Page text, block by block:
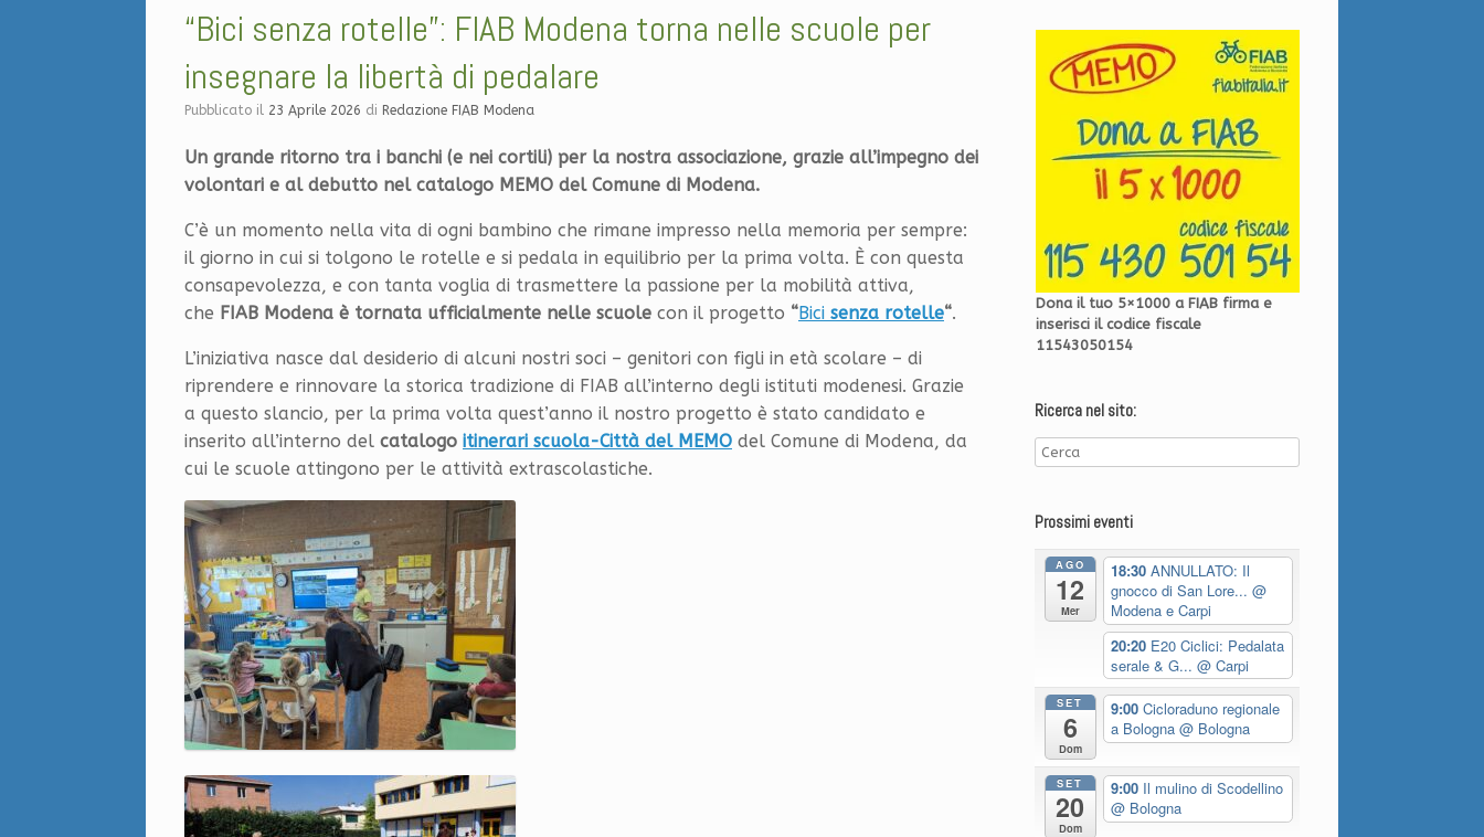
“Bici senza rotelle”: FIAB Modena torna nelle scuole per
insegnare la libertà di pedalare
Pubblicato il 23 Aprile 2026 di Redazione FIAB Modena
Un grande ritorno tra i banchi (e nei cortili) per la nostra associazione, grazie all’impegno dei
volontari e al debutto nel catalogo MEMO del Comune di Modena.
C’è un momento nella vita di ogni bambino che rimane impresso nella memoria per sempre:
il giorno in cui si tolgono le rotelle e si pedala in equilibrio per la prima volta. È con questa
consapevolezza, e con tanta voglia di trasmettere la passione per la mobilità attiva,
che FIAB Modena è tornata ufficialmente nelle scuole con il progetto “Bici senza rotelle“.
L’iniziativa nasce dal desiderio di alcuni nostri soci – genitori con figli in età scolare – di
riprendere e rinnovare la storica tradizione di FIAB all’interno degli istituti modenesi. Grazie
a questo slancio, per la prima volta quest’anno il nostro progetto è stato candidato e
inserito all’interno del catalogo itinerari scuola-Città del MEMO del Comune di Modena, da
cui le scuole attingono per le attività extrascolastiche.
Dona il tuo 5×1000 a FIAB firma e
inserisci il codice fiscale
11543050154
Ricerca nel sito:
Prossimi eventi
AGO
12
Mer
18:30 ANNULLATO: Il
gnocco di San Lore... @
Modena e Carpi
20:20 E20 Ciclici: Pedalata
serale & G... @ Carpi
SET
6
Dom
9:00 Cicloraduno regionale
a Bologna @ Bologna
SET
20
Dom
9:00 Il mulino di Scodellino
@ Bologna